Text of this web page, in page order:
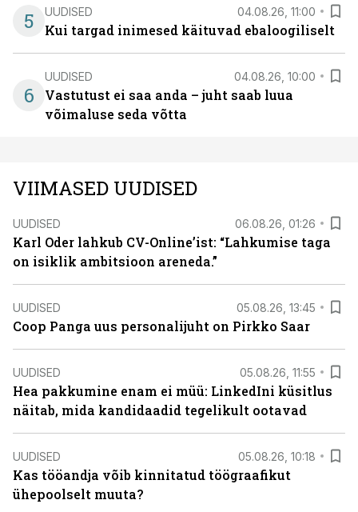
5 UUDISED 04.08.26, 11:00
Kui targad inimesed käituvad ebaloogiliselt
6
UUDISED 04.08.26, 10:00
Vastutust ei saa anda – juht saab luua
võimaluse seda võtta
VIIMASED UUDISED
UUDISED 06.08.26, 01:26
Karl Oder lahkub CV-Online’ist: “Lahkumise taga
on isiklik ambitsioon areneda.”
UUDISED 05.08.26, 13:45
Coop Panga uus personalijuht on Pirkko Saar
UUDISED 05.08.26, 11:55
Hea pakkumine enam ei müü: LinkedIni küsitlus
näitab, mida kandidaadid tegelikult ootavad
UUDISED 05.08.26, 10:18
Kas tööandja võib kinnitatud töögraafikut
ühepoolselt muuta?